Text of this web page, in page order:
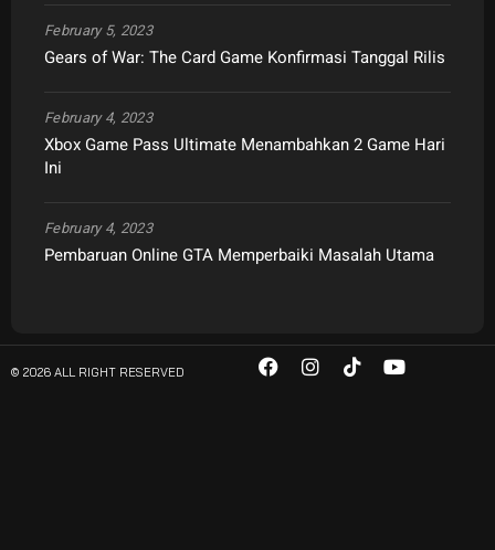
Gears of War: The Card Game Konfirmasi Tanggal Rilis
February 5, 2023
Xbox Game Pass Ultimate Menambahkan 2 Game Hari
Ini
February 4, 2023
Pembaruan Online GTA Memperbaiki Masalah Utama
February 4, 2023
© 2026 ALL RIGHT RESERVED